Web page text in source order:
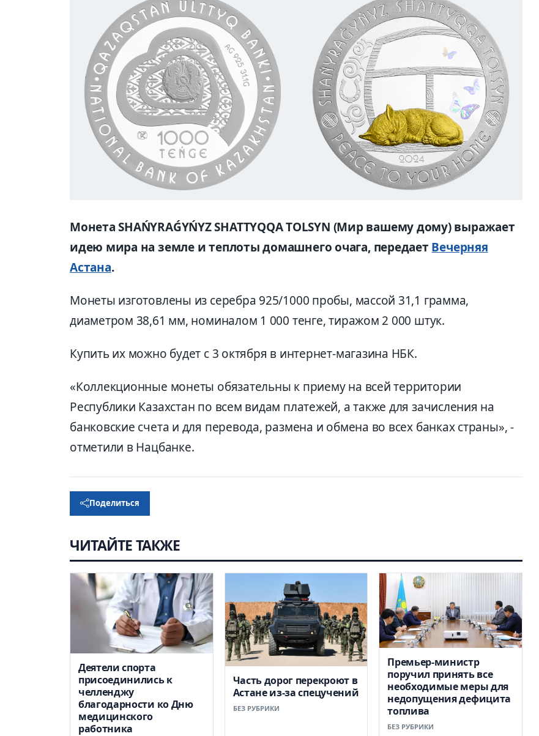
Монета SHAŃYRAǴYŃYZ SHATTYQQA TOLSYN (Мир вашему дому) выражает
идею мира на земле и теплоты домашнего очага, передает Вечерняя
Астана.
Монеты изготовлены из серебра 925/1000 пробы, массой 31,1 грамма,
диаметром 38,61 мм, номиналом 1 000 тенге, тиражом 2 000 штук.
Купить их можно будет с 3 октября в интернет-магазина НБК.
«Коллекционные монеты обязательны к приему на всей территории
Республики Казахстан по всем видам платежей, а также для зачисления на
банковские счета и для перевода, размена и обмена во всех банках страны», -
отметили в Нацбанке.
Поделиться
ЧИТАЙТЕ ТАКЖЕ
Деятели спорта
присоединились к
челленджу
благодарности ко Дню
медицинского
работника
Часть дорог перекроют в
Астане из-за спецучений
БЕЗ РУБРИКИ
Премьер-министр
поручил принять все
необходимые меры для
недопущения дефицита
топлива
БЕЗ РУБРИКИ